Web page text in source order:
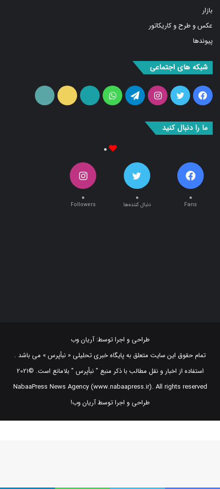
فیلم
بازار
عکس و طرح و کاریکاتور
شبکه های اجتماعی
فیس
بوک
توییتراینستاگرام
تلگرامواتس
آپارات ایتا
ما را دنبال کنید
۰ ۰ ۰
طراحی و اجرا توسط:
آریان وب
تمام حقوق این سایت متعلق به پایگاه خبری تحلیلی « نبأپرس » می باشد .
استفاده از اخبار و نقل مطالب با ذکر منبع "‌ نبأپرس " بلامانع است. ©2021
NabaaPress News Agency (www.nabaapress.ir). All rights reserved